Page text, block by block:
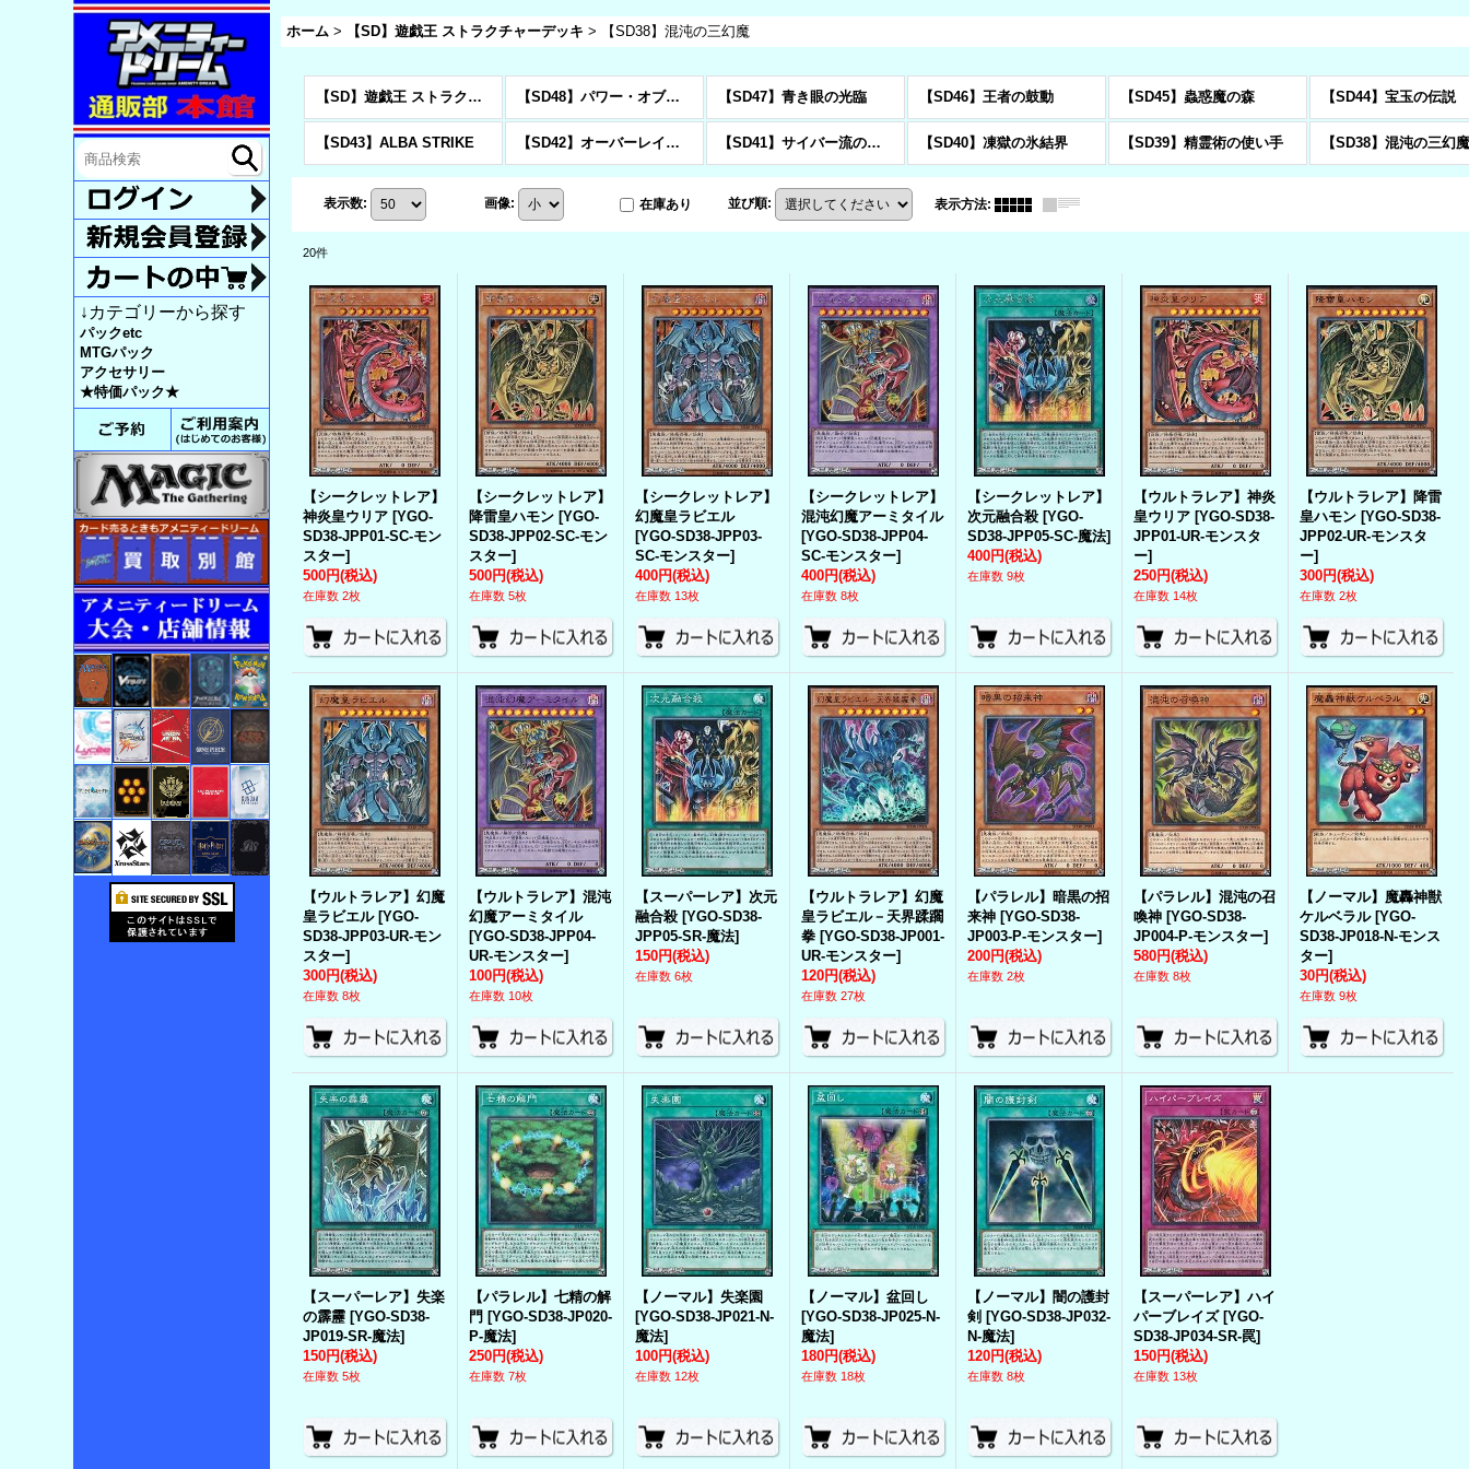
ホーム > 【SD】遊戯王 ストラクチャーデッキ > 【SD38】混沌の三幻魔
↓カテゴリーから探す
パックetc
MTGパック
アクセサリー
★特価パック★
【SD】遊戯王 ストラクチャーデッキ (全商品) 【SD48】パワー・オブ・フェローズ 【SD47】青き眼の光臨 【SD46】王者の鼓動 【SD45】蟲惑魔の森 【SD44】宝玉の伝説
【SD43】ALBA STRIKE 【SD42】オーバーレイ・ユニバース 【SD41】サイバー流の後継者 【SD40】凍獄の氷結界 【SD39】精霊術の使い手 【SD38】混沌の三幻
表示数: 画像: 在庫あり 並び順: 表示方法:
20件
【シークレットレア】
神炎皇ウリア [YGO-
SD38-JPP01-SC-モン
スター]
500円(税込)
在庫数 2枚
【シークレットレア】
降雷皇ハモン [YGO-
SD38-JPP02-SC-モン
スター]
500円(税込)
在庫数 5枚
【シークレットレア】
幻魔皇ラビエル
[YGO-SD38-JPP03-
SC-モンスター]
400円(税込)
在庫数 13枚
【シークレットレア】
混沌幻魔アーミタイル
[YGO-SD38-JPP04-
SC-モンスター]
400円(税込)
在庫数 8枚
【シークレットレア】
次元融合殺 [YGO-
SD38-JPP05-SC-魔法]
400円(税込)
在庫数 9枚
【ウルトラレア】神炎
皇ウリア [YGO-SD38-
JPP01-UR-モンスタ
ー]
250円(税込)
在庫数 14枚
【ウルトラレア】降雷
皇ハモン [YGO-SD38-
JPP02-UR-モンスタ
ー]
300円(税込)
在庫数 2枚
【ウルトラレア】幻魔
皇ラビエル [YGO-
SD38-JPP03-UR-モン
スター]
300円(税込)
在庫数 8枚
【ウルトラレア】混沌
幻魔アーミタイル
[YGO-SD38-JPP04-
UR-モンスター]
100円(税込)
在庫数 10枚
【スーパーレア】次元
融合殺 [YGO-SD38-
JPP05-SR-魔法]
150円(税込)
在庫数 6枚
【ウルトラレア】幻魔
皇ラビエル－天界蹂躙
拳 [YGO-SD38-JP001-
UR-モンスター]
120円(税込)
在庫数 27枚
【パラレル】暗黒の招
来神 [YGO-SD38-
JP003-P-モンスター]
200円(税込)
在庫数 2枚
【パラレル】混沌の召
喚神 [YGO-SD38-
JP004-P-モンスター]
580円(税込)
在庫数 8枚
【ノーマル】魔轟神獣
ケルベラル [YGO-
SD38-JP018-N-モンス
ター]
30円(税込)
在庫数 9枚
【スーパーレア】失楽
の霹靂 [YGO-SD38-
JP019-SR-魔法]
150円(税込)
在庫数 5枚
【パラレル】七精の解
門 [YGO-SD38-JP020-
P-魔法]
250円(税込)
在庫数 7枚
【ノーマル】失楽園
[YGO-SD38-JP021-N-
魔法]
100円(税込)
在庫数 12枚
【ノーマル】盆回し
[YGO-SD38-JP025-N-
魔法]
180円(税込)
在庫数 18枚
【ノーマル】闇の護封
剣 [YGO-SD38-JP032-
N-魔法]
120円(税込)
在庫数 8枚
【スーパーレア】ハイ
パーブレイズ [YGO-
SD38-JP034-SR-罠]
150円(税込)
在庫数 13枚